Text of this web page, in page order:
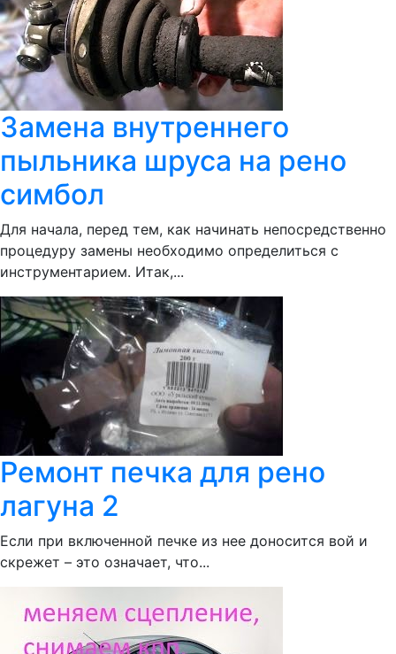
Замена внутреннего
пыльника шруса на рено
симбол
Для начала, перед тем, как начинать непосредственно
процедуру замены необходимо определиться с
инструментарием. Итак,...
Ремонт печка для рено
лагуна 2
Если при включенной печке из нее доносится вой и
скрежет – это означает, что...